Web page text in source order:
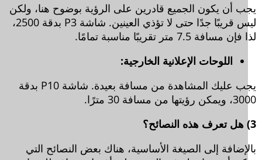
أن يكون الجميع قادرين على الرؤية بوضوح هنا، ولكن
ليس قريبًا جدًا حتى لا تؤذي العينين. شاشة P3 بدقة 2500،
مسافة 7.5 متر تقريبًا مناسبة تمامًا.
اللوحات الإعلانية الخارجية:
يجب عليك المشاهدة من مسافة بعيدة. شاشة P10 بدقة
من مسافة 30 مترًا.
إلى الصيغة الأساسية، هناك بعض النصائح التي